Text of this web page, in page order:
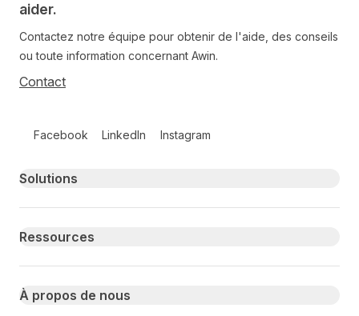
aider.
Contactez notre équipe pour obtenir de l'aide, des conseils
ou toute information concernant Awin.
Contact
Facebook LinkedIn Instagram
Primary footer navigation
Solutions
Ressources
À propos de nous